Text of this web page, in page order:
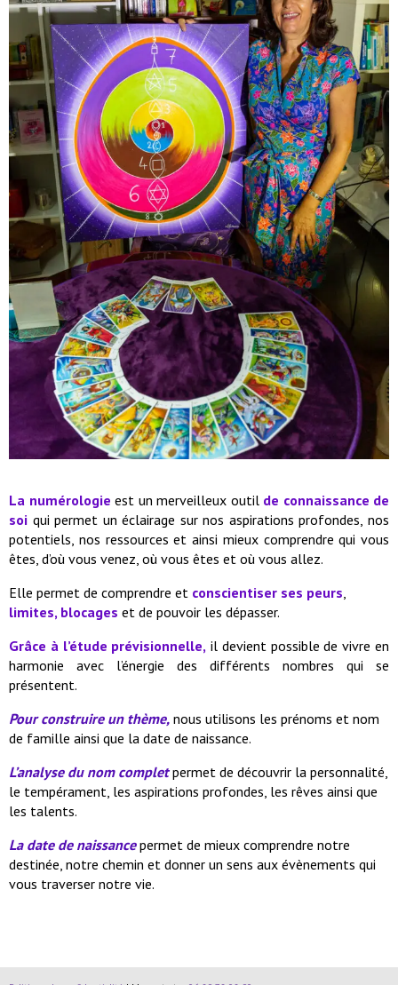
La numérologie est un merveilleux outil de connaissance de
soi qui permet un éclairage sur nos aspirations profondes, nos
potentiels, nos ressources et ainsi mieux comprendre qui vous
êtes, d’où vous venez, où vous êtes et où vous allez.
Elle permet de comprendre et conscientiser ses peurs,
limites, blocages et de pouvoir les dépasser.
Grâce à l’étude prévisionnelle, il devient possible de vivre en
harmonie avec l’énergie des différents nombres qui se
présentent.
Pour construire un thème, nous utilisons les prénoms et nom
de famille ainsi que la date de naissance.
L’analyse du nom completpermet de découvrir la personnalité,
le tempérament, les aspirations profondes, les rêves ainsi que
les talents.
La date de naissancepermet de mieux comprendre notre
destinée, notre chemin et donner un sens aux évènements qui
vous traverser notre vie.